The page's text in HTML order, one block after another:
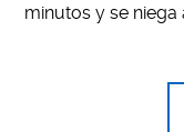
minutos y se niega